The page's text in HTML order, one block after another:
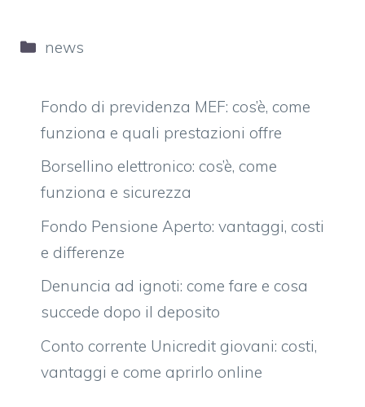
Categorie
news
Fondo di previdenza MEF: cos’è, come
funziona e quali prestazioni offre
Borsellino elettronico: cos’è, come
funziona e sicurezza
Fondo Pensione Aperto: vantaggi, costi
e differenze
Denuncia ad ignoti: come fare e cosa
succede dopo il deposito
Conto corrente Unicredit giovani: costi,
vantaggi e come aprirlo online